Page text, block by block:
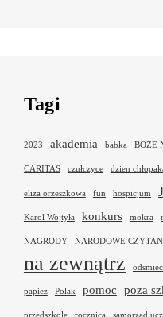
Tagi
2023 akademia babka BOŻE
CARITAS czułczyce dzien
eliza orzeszkowa fun hospicjum
Karol Wojtyła konkurs mokra
NAGRODY NARODOWE
na zewnątrz
papiez Polak pomoc poza
przedszkole rocznica samorząd